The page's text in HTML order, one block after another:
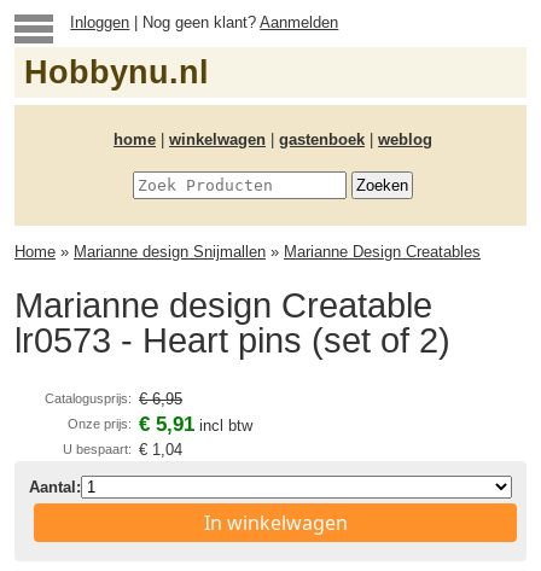
Inloggen | Nog geen klant?Aanmelden
Hobbynu.nl
home winkelwagen gastenboek weblog
Home » Marianne design Snijmallen » Marianne Design Creatables
Marianne design Creatable
lr0573 - Heart pins (set of 2)
Catalogusprijs: € 6,95
Onze prijs: € 5,91 incl btw
U bespaart: € 1,04
Aantal:
In winkelwagen